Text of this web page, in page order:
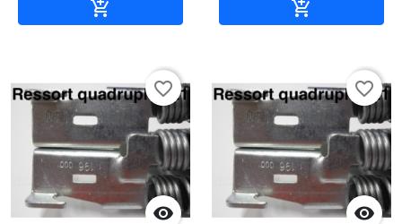
 

favorite_border

favorite_border